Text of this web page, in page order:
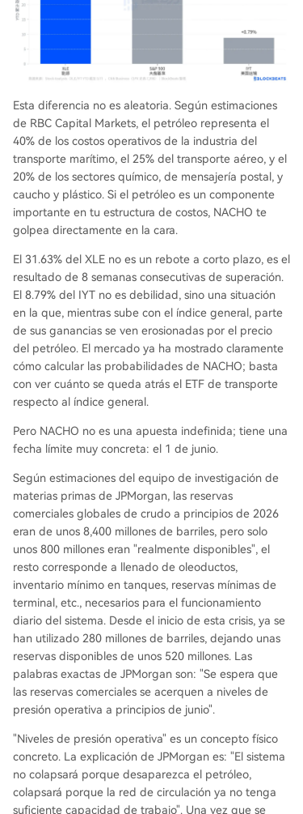
Esta diferencia no es aleatoria. Según estimaciones
de RBC Capital Markets, el petróleo representa el
40% de los costos operativos de la industria del
transporte marítimo, el 25% del transporte aéreo, y el
20% de los sectores químico, de mensajería postal, y
caucho y plástico. Si el petróleo es un componente
importante en tu estructura de costos, NACHO te
golpea directamente en la cara.
El 31.63% del XLE no es un rebote a corto plazo, es el
resultado de 8 semanas consecutivas de superación.
El 8.79% del IYT no es debilidad, sino una situación
en la que, mientras sube con el índice general, parte
de sus ganancias se ven erosionadas por el precio
del petróleo. El mercado ya ha mostrado claramente
cómo calcular las probabilidades de NACHO; basta
con ver cuánto se queda atrás el ETF de transporte
respecto al índice general.
Pero NACHO no es una apuesta indefinida; tiene una
fecha límite muy concreta: el 1 de junio.
Según estimaciones del equipo de investigación de
materias primas de JPMorgan, las reservas
comerciales globales de crudo a principios de 2026
eran de unos 8,400 millones de barriles, pero solo
unos 800 millones eran "realmente disponibles", el
resto corresponde a llenado de oleoductos,
inventario mínimo en tanques, reservas mínimas de
terminal, etc., necesarios para el funcionamiento
diario del sistema. Desde el inicio de esta crisis, ya se
han utilizado 280 millones de barriles, dejando unas
reservas disponibles de unos 520 millones. Las
palabras exactas de JPMorgan son: "Se espera que
las reservas comerciales se acerquen a niveles de
presión operativa a principios de junio".
"Niveles de presión operativa" es un concepto físico
concreto. La explicación de JPMorgan es: "El sistema
no colapsará porque desaparezca el petróleo,
colapsará porque la red de circulación ya no tenga
suficiente capacidad de trabajo". Una vez que se